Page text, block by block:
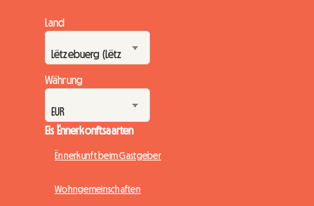
Land
Währung
Eis Ënnerkonftsaarten
Ënnerkunft beim Gastgeber
Wohngemeinschaften